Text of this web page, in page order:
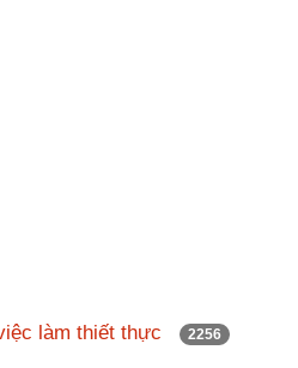
làm thiết thực 2256